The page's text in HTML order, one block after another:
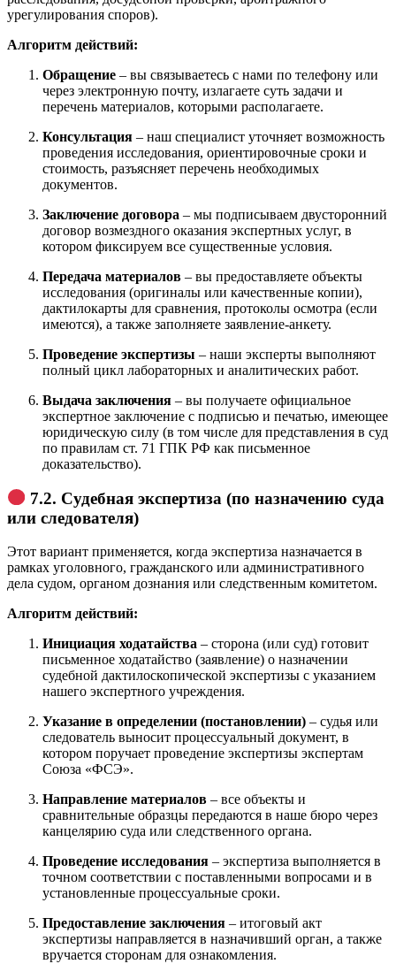
урегулирования споров).
Алгоритм действий:
Обращение – вы связываетесь с нами по телефону или
через электронную почту, излагаете суть задачи и
перечень материалов, которыми располагаете.
Консультация – наш специалист уточняет возможность
проведения исследования, ориентировочные сроки и
стоимость, разъясняет перечень необходимых
документов.
Заключение договора – мы подписываем двусторонний
договор возмездного оказания экспертных услуг, в
котором фиксируем все существенные условия.
Передача материалов – вы предоставляете объекты
исследования (оригиналы или качественные копии),
дактилокарты для сравнения, протоколы осмотра (если
имеются), а также заполняете заявление-анкету.
Проведение экспертизы – наши эксперты выполняют
полный цикл лабораторных и аналитических работ.
Выдача заключения – вы получаете официальное
экспертное заключение с подписью и печатью, имеющее
юридическую силу (в том числе для представления в суд
по правилам ст. 71 ГПК РФ как письменное
доказательство).
7.2. Судебная экспертиза (по назначению суда
или следователя)
Этот вариант применяется, когда экспертиза назначается в
рамках уголовного, гражданского или административного
дела судом, органом дознания или следственным комитетом.
Алгоритм действий:
Инициация ходатайства – сторона (или суд) готовит
письменное ходатайство (заявление) о назначении
судебной дактилоскопической экспертизы с указанием
нашего экспертного учреждения.
Указание в определении (постановлении) – судья или
следователь выносит процессуальный документ, в
котором поручает проведение экспертизы экспертам
Союза «ФСЭ».
Направление материалов – все объекты и
сравнительные образцы передаются в наше бюро через
канцелярию суда или следственного органа.
Проведение исследования – экспертиза выполняется в
точном соответствии с поставленными вопросами и в
установленные процессуальные сроки.
Предоставление заключения – итоговый акт
экспертизы направляется в назначивший орган, а также
вручается сторонам для ознакомления.